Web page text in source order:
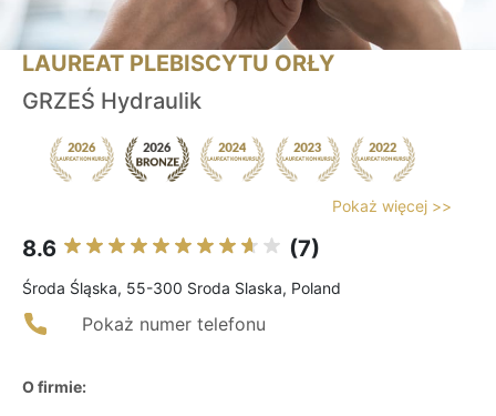
LAUREAT PLEBISCYTU ORŁY
GRZEŚ Hydraulik
Pokaż więcej >>
8.6 (7)
Środa Śląska, 55-300 Sroda Slaska, Poland
Pokaż numer telefonu
O firmie: